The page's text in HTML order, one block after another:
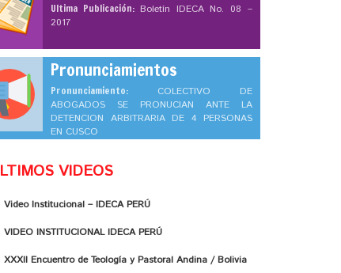
Ultima Publicación: Boletín IDECA No. 08 –
2017
Pronunciamientos
Pronunciamiento: COLECTIVO DE
ABOGADOS SE PRONUCIAN ANTE LA
DETENCION ARBITRARIA DE 4 PERSONAS
EN CUSCO
LTIMOS VIDEOS
Video Institucional – IDECA PERÚ
VIDEO INSTITUCIONAL IDECA PERÚ
XXXII Encuentro de Teología y Pastoral Andina / Bolivia